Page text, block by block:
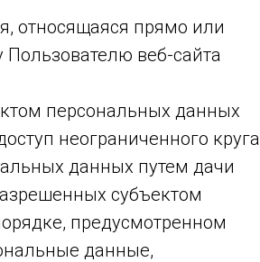
относящаяся прямо или
веб-сайта
персональных данных
неограниченного круга
данных путем дачи
субъектом
предусмотренном
данные,